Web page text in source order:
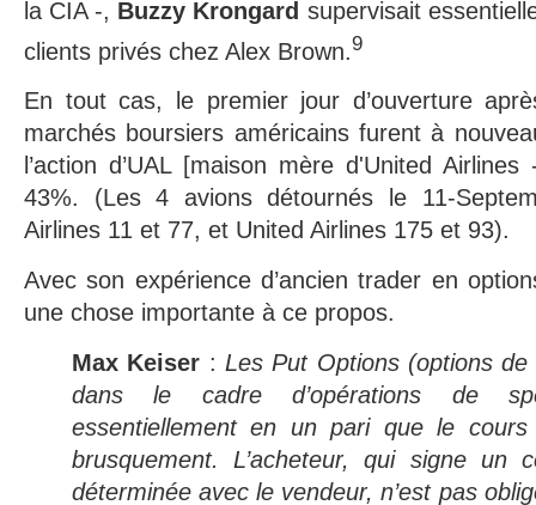
la CIA -, Buzzy Krongard supervisait
clients privés chez Alex Brown.9
En tout cas, le premier jour d’ouverture
marchés boursiers américains furent à
l’action d’UAL [maison mère d'United
43%. (Les 4 avions détournés le 11-
Airlines 11 et 77, et United Airlines 175 et 93).
Avec son expérience d’ancien trader en
une chose importante à ce propos.
Max Keiser :Les Put Options (options de
dans le cadre d’opérations de
essentiellement en un pari que le
brusquement. L’acheteur, qui signe un
déterminée avec le vendeur, n’est pas